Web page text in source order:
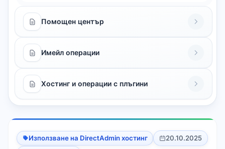
Помощен център
Имейл операции
Хостинг и операции с плъгини
Използване на DirectAdmin хостинг
20.10.2025